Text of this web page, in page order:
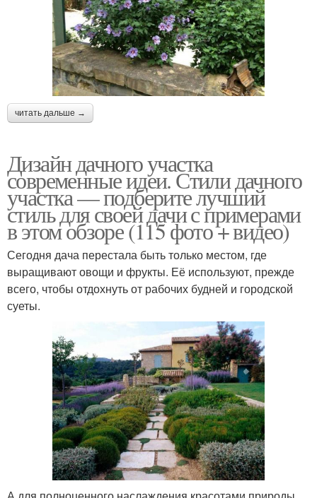
читать дальше →
Дизайн дачного участка
современные идеи. Стили дачного
участка — подберите лучший
стиль для своей дачи с примерами
в этом обзоре (115 фото + видео)
Сегодня дача перестала быть только местом, где
выращивают овощи и фрукты. Её используют, прежде
всего, чтобы отдохнуть от рабочих будней и городской
суеты.